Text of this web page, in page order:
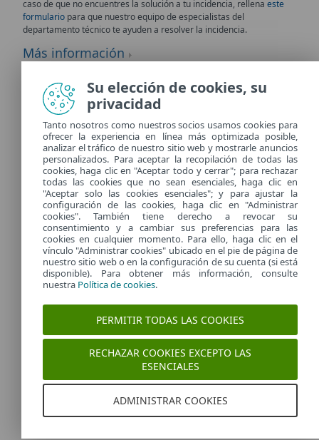
caso de que no encuentres la solución a tu incidencia, rellenaeste
formulario para que nuestro equipo de especialistas del
departamento técnico te ayuden a resolver la incidencia.
Más información
Documentación
En esta web encontrarás manuales y guias del usuario para la
correcta instalación y configuración de los productos ESET
Más información
Análisis online de ESET
Comprueba la seguridad de tu ordenador con el análisis online
gratuito de ESET. Esta aplicación te permite analizar y eliminar una
amplia variedad de amenazas para ordenadores sin la necesidad de
tener una aplicación antivirus instalada.
Más información
Su elección de cookies, su
privacidad
Tanto nosotros como nuestros socios usamos cookies para
ofrecer la experiencia en línea más optimizada posible,
analizar el tráfico de nuestro sitio web y mostrarle anuncios
personalizados. Para aceptar la recopilación de todas las
cookies, haga clic en "Aceptar todo y cerrar"; para rechazar
todas las cookies que no sean esenciales, haga clic en
"Aceptar solo las cookies esenciales"; y para ajustar la
configuración de las cookies, haga clic en "Administrar
cookies". También tiene derecho a revocar su
consentimiento y a cambiar sus preferencias para las
cookies en cualquier momento. Para ello, haga clic en el
vínculo "Administrar cookies" ubicado en el pie de página de
nuestro sitio web o en la configuración de su cuenta (si está
disponible). Para obtener más información, consulte
nuestra Política de cookies.
PERMITIR TODAS LAS COOKIES
RECHAZAR COOKIES EXCEPTO LAS
ESENCIALES
ADMINISTRAR COOKIES